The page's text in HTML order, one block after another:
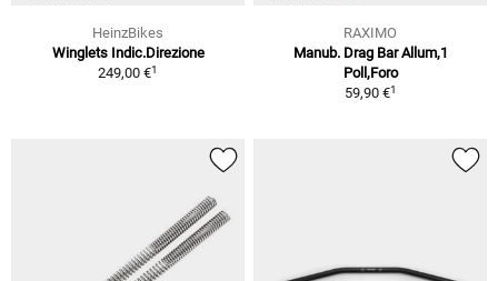
HeinzBikes
Winglets Indic.Direzione
249,00 €1
RAXIMO
Manub. Drag Bar Allum,1
Poll,Foro
59,90 €1